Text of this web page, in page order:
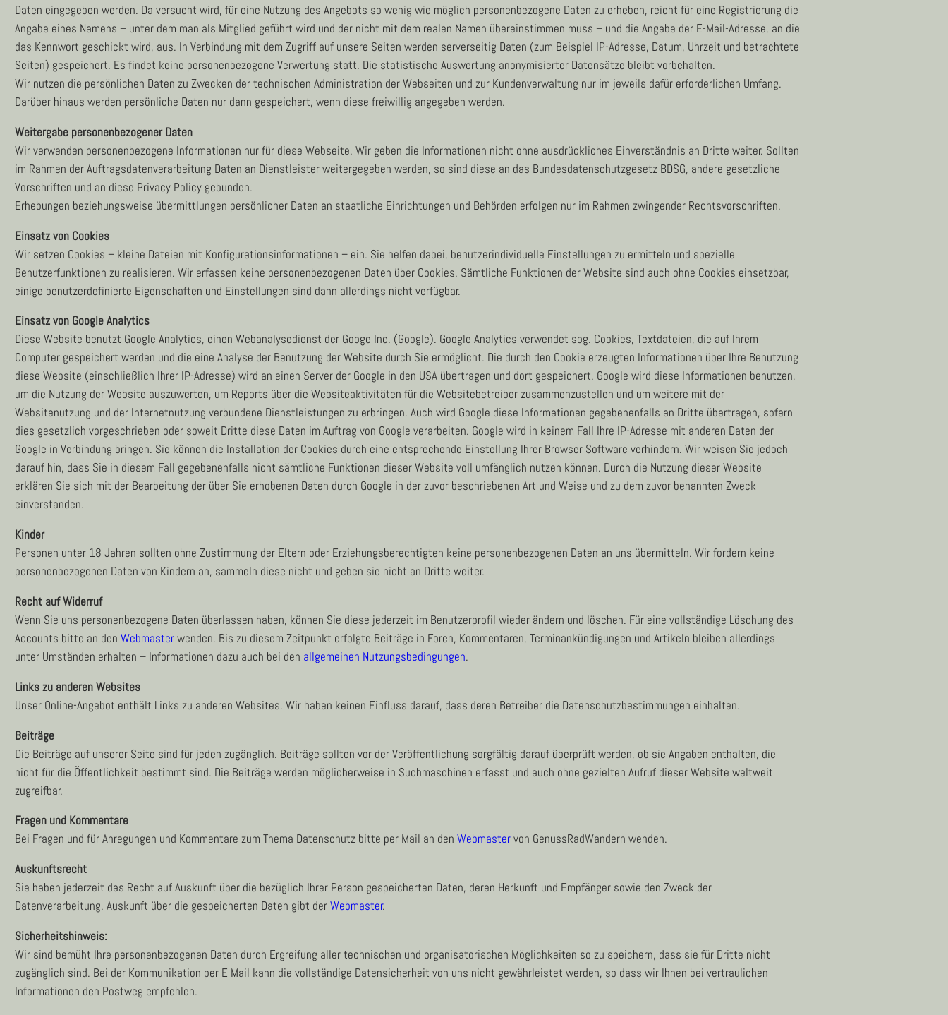
Daten eingegeben werden. Da versucht wird, für eine Nutzung des Angebots so wenig wie möglich personenbezogene Daten zu erheben, reicht für eine Registrierung die
Angabe eines Namens – unter dem man als Mitglied geführt wird und der nicht mit dem realen Namen übereinstimmen muss – und die Angabe der E-Mail-Adresse, an die
das Kennwort geschickt wird, aus. In Verbindung mit dem Zugriff auf unsere Seiten werden serverseitig Daten (zum Beispiel IP-Adresse, Datum, Uhrzeit und betrachtete
Seiten) gespeichert. Es findet keine personenbezogene Verwertung statt. Die statistische Auswertung anonymisierter Datensätze bleibt vorbehalten.
Wir nutzen die persönlichen Daten zu Zwecken der technischen Administration der Webseiten und zur Kundenverwaltung nur im jeweils dafür erforderlichen Umfang.
Darüber hinaus werden persönliche Daten nur dann gespeichert, wenn diese freiwillig angegeben werden.
Weitergabe personenbezogener Daten
Wir verwenden personenbezogene Informationen nur für diese Webseite. Wir geben die Informationen nicht ohne ausdrückliches Einverständnis an Dritte weiter. Sollten
im Rahmen der Auftragsdatenverarbeitung Daten an Dienstleister weitergegeben werden, so sind diese an das Bundesdatenschutzgesetz BDSG, andere gesetzliche
Vorschriften und an diese Privacy Policy gebunden.
Erhebungen beziehungsweise übermittlungen persönlicher Daten an staatliche Einrichtungen und Behörden erfolgen nur im Rahmen zwingender Rechtsvorschriften.
Einsatz von Cookies
Wir setzen Cookies – kleine Dateien mit Konfigurationsinformationen – ein. Sie helfen dabei, benutzerindividuelle Einstellungen zu ermitteln und spezielle
Benutzerfunktionen zu realisieren. Wir erfassen keine personenbezogenen Daten über Cookies. Sämtliche Funktionen der Website sind auch ohne Cookies einsetzbar,
einige benutzerdefinierte Eigenschaften und Einstellungen sind dann allerdings nicht verfügbar.
Einsatz von Google Analytics
Diese Website benutzt Google Analytics, einen Webanalysedienst der Googe Inc. (Google). Google Analytics verwendet sog. Cookies, Textdateien, die auf Ihrem
Computer gespeichert werden und die eine Analyse der Benutzung der Website durch Sie ermöglicht. Die durch den Cookie erzeugten Informationen über Ihre Benutzung
diese Website (einschließlich Ihrer IP-Adresse) wird an einen Server der Google in den USA übertragen und dort gespeichert. Google wird diese Informationen benutzen,
um die Nutzung der Website auszuwerten, um Reports über die Websiteaktivitäten für die Websitebetreiber zusammenzustellen und um weitere mit der
Websitenutzung und der Internetnutzung verbundene Dienstleistungen zu erbringen. Auch wird Google diese Informationen gegebenenfalls an Dritte übertragen, sofern
dies gesetzlich vorgeschrieben oder soweit Dritte diese Daten im Auftrag von Google verarbeiten. Google wird in keinem Fall Ihre IP-Adresse mit anderen Daten der
Google in Verbindung bringen. Sie können die Installation der Cookies durch eine entsprechende Einstellung Ihrer Browser Software verhindern. Wir weisen Sie jedoch
darauf hin, dass Sie in diesem Fall gegebenenfalls nicht sämtliche Funktionen dieser Website voll umfänglich nutzen können. Durch die Nutzung dieser Website
erklären Sie sich mit der Bearbeitung der über Sie erhobenen Daten durch Google in der zuvor beschriebenen Art und Weise und zu dem zuvor benannten Zweck
einverstanden.
Kinder
Personen unter 18 Jahren sollten ohne Zustimmung der Eltern oder Erziehungsberechtigten keine personenbezogenen Daten an uns übermitteln. Wir fordern keine
personenbezogenen Daten von Kindern an, sammeln diese nicht und geben sie nicht an Dritte weiter.
Recht auf Widerruf
Wenn Sie uns personenbezogene Daten überlassen haben, können Sie diese jederzeit im Benutzerprofil wieder ändern und löschen. Für eine vollständige Löschung des
Accounts bitte an den Webmasterwenden. Bis zu diesem Zeitpunkt erfolgte Beiträge in Foren, Kommentaren, Terminankündigungen und Artikeln bleiben allerdings
unter Umständen erhalten – Informationen dazu auch bei den allgemeinen Nutzungsbedingungen.
Links zu anderen Websites
Unser Online-Angebot enthält Links zu anderen Websites. Wir haben keinen Einfluss darauf, dass deren Betreiber die Datenschutzbestimmungen einhalten.
Beiträge
Die Beiträge auf unserer Seite sind für jeden zugänglich. Beiträge sollten vor der Veröffentlichung sorgfältig darauf überprüft werden, ob sie Angaben enthalten, die
nicht für die Öffentlichkeit bestimmt sind. Die Beiträge werden möglicherweise in Suchmaschinen erfasst und auch ohne gezielten Aufruf dieser Website weltweit
zugreifbar.
Fragen und Kommentare
Bei Fragen und für Anregungen und Kommentare zum Thema Datenschutz bitte per Mail an den Webmastervon GenussRadWandern wenden.
Auskunftsrecht
Sie haben jederzeit das Recht auf Auskunft über die bezüglich Ihrer Person gespeicherten Daten, deren Herkunft und Empfänger sowie den Zweck der
Datenverarbeitung. Auskunft über die gespeicherten Daten gibt derWebmaster.
Sicherheitshinweis:
Wir sind bemüht Ihre personenbezogenen Daten durch Ergreifung aller technischen und organisatorischen Möglichkeiten so zu speichern, dass sie für Dritte nicht
zugänglich sind. Bei der Kommunikation per E Mail kann die vollständige Datensicherheit von uns nicht gewährleistet werden, so dass wir Ihnen bei vertraulichen
Informationen den Postweg empfehlen.